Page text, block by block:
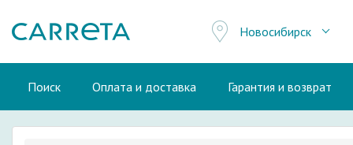
Новосибирск
Поиск Оплата и доставка Гарантия и возврат